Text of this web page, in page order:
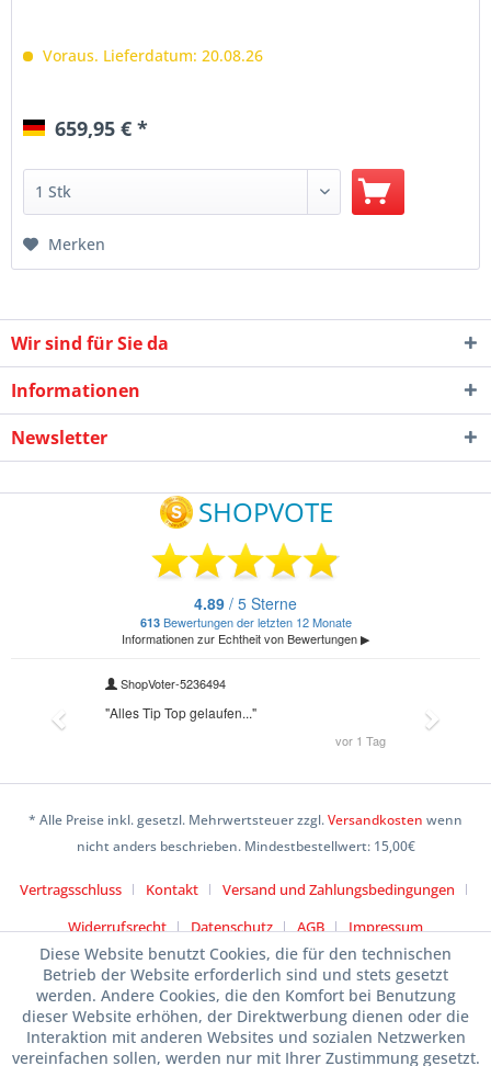
Voraus. Lieferdatum: 20.08.26
659,95 € *
Merken
Wir sind für Sie da
Informationen
Newsletter
* Alle Preise inkl. gesetzl. Mehrwertsteuer zzgl.Versandkosten wenn
nicht anders beschrieben. Mindestbestellwert: 15,00€
Vertragsschluss Kontakt
Versand und Zahlungsbedingungen
Widerrufsrecht
Datenschutz AGB Impressum
Diese Website benutzt Cookies, die für den technischen
Betrieb der Website erforderlich sind und stets gesetzt
werden. Andere Cookies, die den Komfort bei Benutzung
dieser Website erhöhen, der Direktwerbung dienen oder die
Interaktion mit anderen Websites und sozialen Netzwerken
vereinfachen sollen, werden nur mit Ihrer Zustimmung gesetzt.